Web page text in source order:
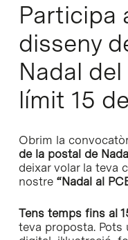
Participa
disseny
Nadal
límit 15
Obrim la
de la postal de
deixar volar la teva
nostre “Nadal al
Tens temps fins al
teva proposta. Pots